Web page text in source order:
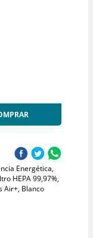
Energética,
HEPA 99,97%,
Air+, Blanco